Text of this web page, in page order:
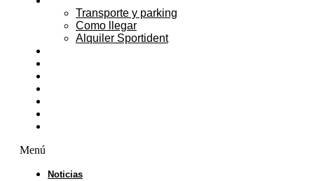
Transporte y parking
Como llegar
Alquiler Sportident
Menú
Noticias